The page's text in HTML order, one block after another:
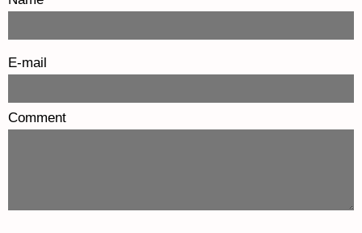
E-mail
Comment